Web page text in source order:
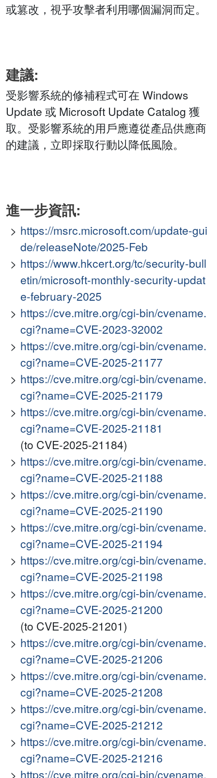
或篡改，視乎攻擊者利用哪個漏洞而定。
建議:
受影響系統的修補程式可在 Windows
Update 或 Microsoft Update Catalog 獲
取。受影響系統的用戶應遵從產品供應商
的建議，立即採取行動以降低風險。
進一步資訊:
https://msrc.microsoft.com/update-gui
de/releaseNote/2025-Feb
https://www.hkcert.org/tc/security-bull
etin/microsoft-monthly-security-updat
e-february-2025
https://cve.mitre.org/cgi-bin/cvename.
cgi?name=CVE-2023-32002
https://cve.mitre.org/cgi-bin/cvename.
cgi?name=CVE-2025-21177
https://cve.mitre.org/cgi-bin/cvename.
cgi?name=CVE-2025-21179
https://cve.mitre.org/cgi-bin/cvename.
cgi?name=CVE-2025-21181
(to CVE-2025-21184)
https://cve.mitre.org/cgi-bin/cvename.
cgi?name=CVE-2025-21188
https://cve.mitre.org/cgi-bin/cvename.
cgi?name=CVE-2025-21190
https://cve.mitre.org/cgi-bin/cvename.
cgi?name=CVE-2025-21194
https://cve.mitre.org/cgi-bin/cvename.
cgi?name=CVE-2025-21198
https://cve.mitre.org/cgi-bin/cvename.
cgi?name=CVE-2025-21200
(to CVE-2025-21201)
https://cve.mitre.org/cgi-bin/cvename.
cgi?name=CVE-2025-21206
https://cve.mitre.org/cgi-bin/cvename.
cgi?name=CVE-2025-21208
https://cve.mitre.org/cgi-bin/cvename.
cgi?name=CVE-2025-21212
https://cve.mitre.org/cgi-bin/cvename.
cgi?name=CVE-2025-21216
https://cve.mitre.org/cgi-bin/cvename.